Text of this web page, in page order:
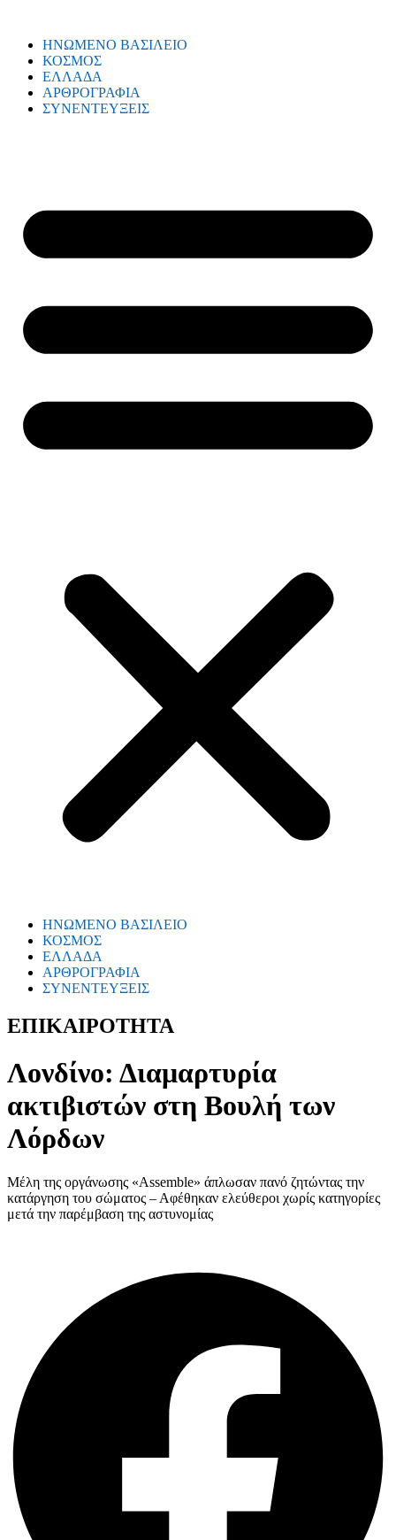
ΗΝΩΜΕΝΟ ΒΑΣΙΛΕΙΟ
ΚΟΣΜΟΣ
ΕΛΛΑΔΑ
ΑΡΘΡΟΓΡΑΦΙΑ
ΣΥΝΕΝΤΕΥΞΕΙΣ
ΗΝΩΜΕΝΟ ΒΑΣΙΛΕΙΟ
ΚΟΣΜΟΣ
ΕΛΛΑΔΑ
ΑΡΘΡΟΓΡΑΦΙΑ
ΣΥΝΕΝΤΕΥΞΕΙΣ
ΕΠΙΚΑΙΡΟΤΗΤΑ
Λονδίνο: Διαμαρτυρία
ακτιβιστών στη Βουλή των
Λόρδων
Μέλη της οργάνωσης «Assemble» άπλωσαν πανό ζητώντας την
κατάργηση του σώματος – Αφέθηκαν ελεύθεροι χωρίς κατηγορίες
μετά την παρέμβαση της αστυνομίας